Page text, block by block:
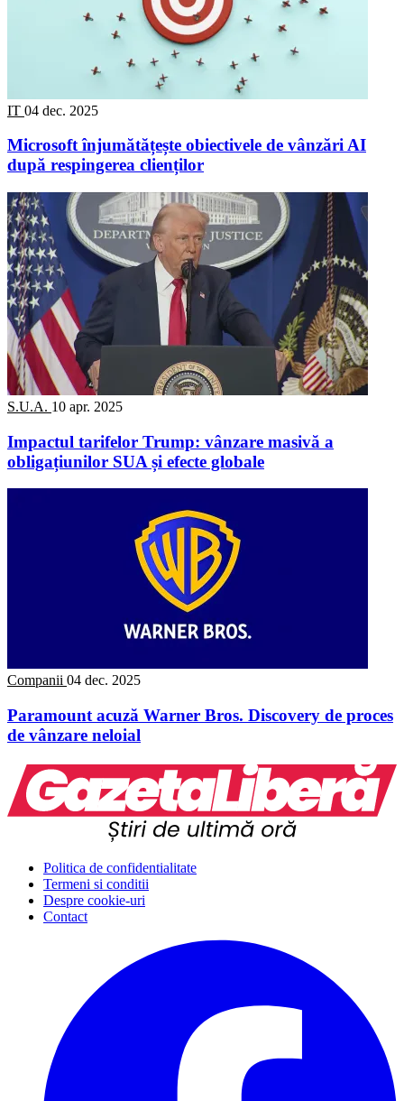
IT 04 dec. 2025
Microsoft înjumătățește obiectivele de vânzări AI
după respingerea clienților
S.U.A. 10 apr. 2025
Impactul tarifelor Trump: vânzare masivă a
obligațiunilor SUA și efecte globale
Companii 04 dec. 2025
Paramount acuză Warner Bros. Discovery de proces
de vânzare neloial
Politica de confidentialitate
Termeni si conditii
Despre cookie-uri
Contact